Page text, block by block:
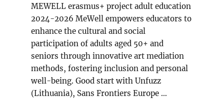
MEWELL erasmus+ project adult education
2024-2026 MeWell empowers educators to
enhance the cultural and social
participation of adults aged 50+ and
seniors through innovative art mediation
methods, fostering inclusion and personal
well-being. Good start with Unfuzz
(Lithuania), Sans Frontiers Europe …